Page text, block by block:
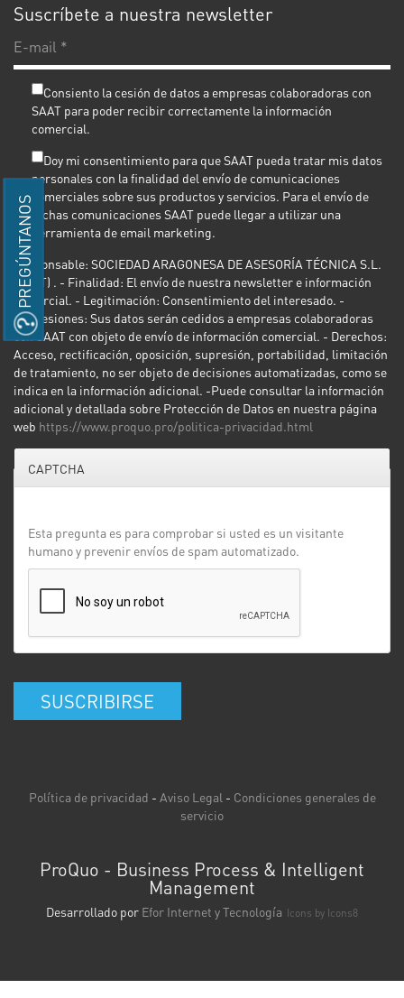
PREGÚNTANOS
Suscríbete a nuestra newsletter
Consiento la cesión de datos a empresas colaboradoras con
SAAT para poder recibir correctamente la información
comercial.
Doy mi consentimiento para que SAAT pueda tratar mis datos
personales con la finalidad del envío de comunicaciones
comerciales sobre sus productos y servicios. Para el envío de
dichas comunicaciones SAAT puede llegar a utilizar una
herramienta de email marketing.
Responsable: SOCIEDAD ARAGONESA DE ASESORÍA TÉCNICA S.L.
(SAAT) . - Finalidad: El envío de nuestra newsletter e información
comercial. - Legitimación: Consentimiento del interesado. -
Concesiones: Sus datos serán cedidos a empresas colaboradoras
con SAAT con objeto de envío de información comercial. - Derechos:
Acceso, rectificación, oposición, supresión, portabilidad, limitación
de tratamiento, no ser objeto de decisiones automatizadas, como se
indica en la información adicional. -Puede consultar la información
adicional y detallada sobre Protección de Datos en nuestra página
web https://www.proquo.pro/politica-privacidad.html
CAPTCHA
Esta pregunta es para comprobar si usted es un visitante
humano y prevenir envíos de spam automatizado.
SUSCRIBIRSE
Política de privacidad - Aviso Legal - Condiciones generales de
servicio
ProQuo - Business Process & Intelligent
Management
Desarrollado por Efor Internet y Tecnología Icons by Icons8